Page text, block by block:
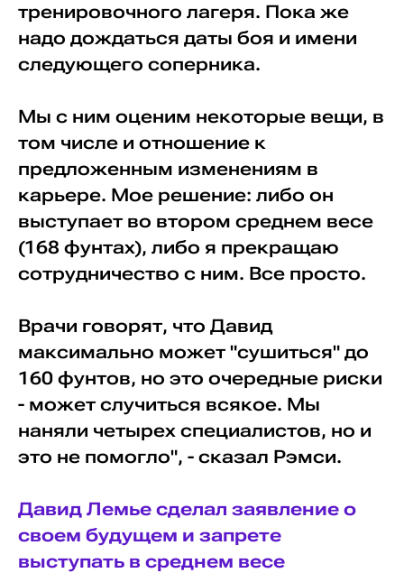
тренировочного лагеря. Пока же
надо дождаться даты боя и имени
следующего соперника.
Мы с ним оценим некоторые вещи, в
том числе и отношение к
предложенным изменениям в
карьере. Мое решение: либо он
выступает во втором среднем весе
(168 фунтах), либо я прекращаю
сотрудничество с ним. Все просто.
Врачи говорят, что Давид
максимально может "сушиться" до
160 фунтов, но это очередные риски
- может случиться всякое. Мы
наняли четырех специалистов, но и
это не помогло", - сказал Рэмси.
Давид Лемье сделал заявление о
своем будущем и запрете
выступать в среднем весе